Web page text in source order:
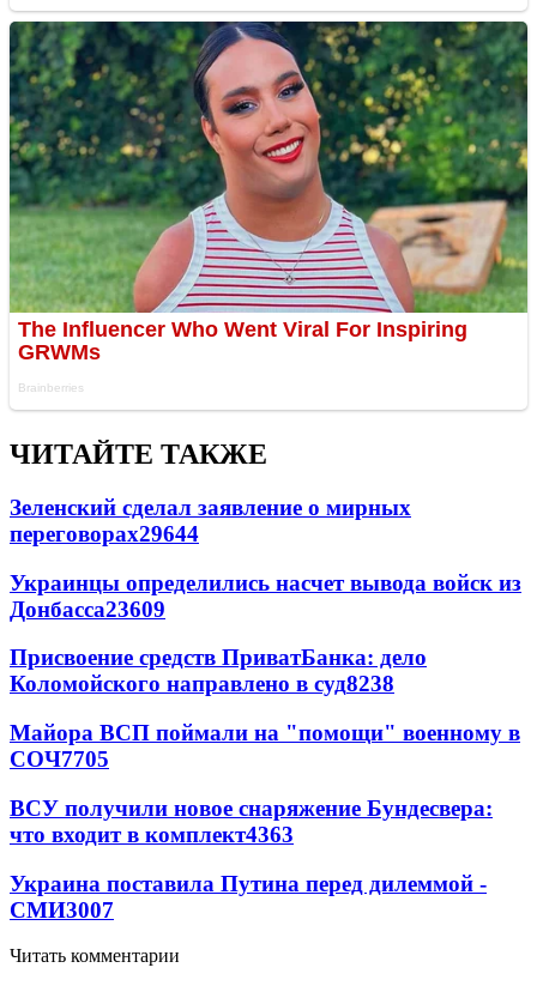
ЧИТАЙТЕ ТАКЖЕ
Зеленский сделал заявление о мирных
переговорах29644
Украинцы определились насчет вывода войск из
Донбасса23609
Присвоение средств ПриватБанка: дело
Коломойского направлено в суд8238
Майора ВСП поймали на "помощи" военному в
СОЧ7705
ВСУ получили новое снаряжение Бундесвера:
что входит в комплект4363
Украина поставила Путина перед дилеммой -
СМИ3007
Читать комментарии